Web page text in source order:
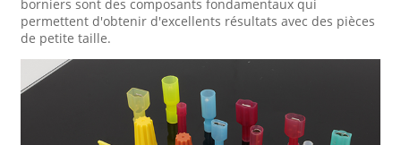
borniers sont des composants fondamentaux qui
permettent d'obtenir d'excellents résultats avec des pièces
de petite taille.